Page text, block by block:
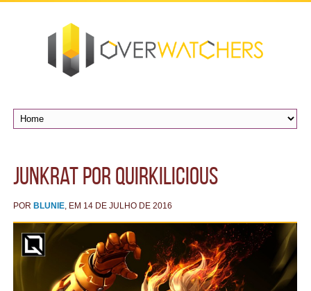
Junkrat por Quirkilicious
POR BLUNIE, EM 14 DE JULHO DE 2016